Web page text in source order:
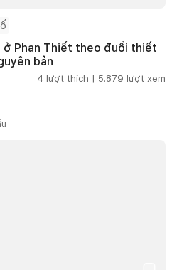
ở Phan Thiết theo đuổi thiết
bản
4 lượt thích | 5.879 lượt xem